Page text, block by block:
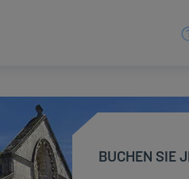
BUCHEN SIE